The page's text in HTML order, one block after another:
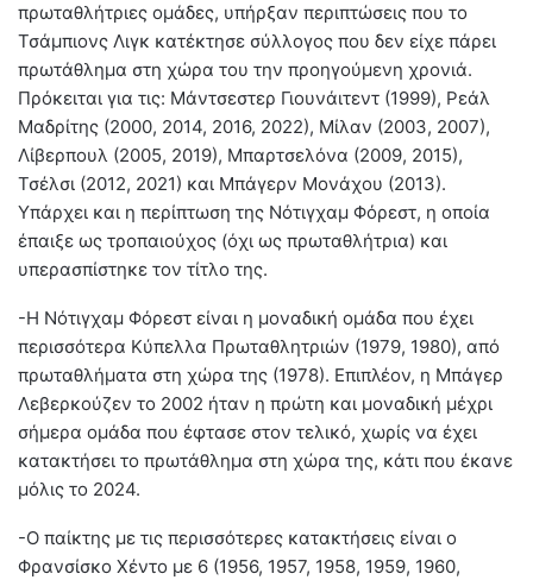
πρωταθλήτριες ομάδες, υπήρξαν περιπτώσεις που το
Τσάμπιονς Λιγκ κατέκτησε σύλλογος που δεν είχε πάρει
πρωτάθλημα στη χώρα του την προηγούμενη χρονιά.
Πρόκειται για τις: Μάντσεστερ Γιουνάιτεντ (1999), Ρεάλ
Μαδρίτης (2000, 2014, 2016, 2022), Μίλαν (2003, 2007),
Λίβερπουλ (2005, 2019), Μπαρτσελόνα (2009, 2015),
Τσέλσι (2012, 2021) και Μπάγερν Μονάχου (2013).
Υπάρχει και η περίπτωση της Νότιγχαμ Φόρεστ, η οποία
έπαιξε ως τροπαιούχος (όχι ως πρωταθλήτρια) και
υπερασπίστηκε τον τίτλο της.
-Η Νότιγχαμ Φόρεστ είναι η μοναδική ομάδα που έχει
περισσότερα Κύπελλα Πρωταθλητριών (1979, 1980), από
πρωταθλήματα στη χώρα της (1978). Επιπλέον, η Μπάγερ
Λεβερκούζεν το 2002 ήταν η πρώτη και μοναδική μέχρι
σήμερα ομάδα που έφτασε στον τελικό, χωρίς να έχει
κατακτήσει το πρωτάθλημα στη χώρα της, κάτι που έκανε
μόλις το 2024.
-Ο παίκτης με τις περισσότερες κατακτήσεις είναι ο
Φρανσίσκο Χέντο με 6 (1956, 1957, 1958, 1959, 1960,